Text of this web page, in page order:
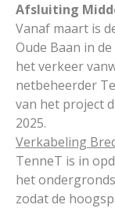
Afsluiting
Vanaf maart is
Oude Baan in
het verkeer
netbeheerder
van het project
2025.
Verkabeling
TenneT is in
het
zodat de